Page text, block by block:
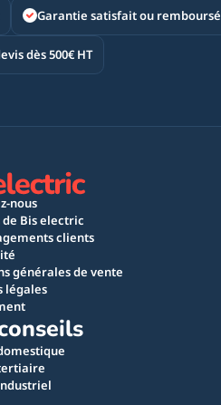
Garantie satisfait ou remboursé
dès 500€ HT
nous
de Bis electric
clients
générales de vente
légales